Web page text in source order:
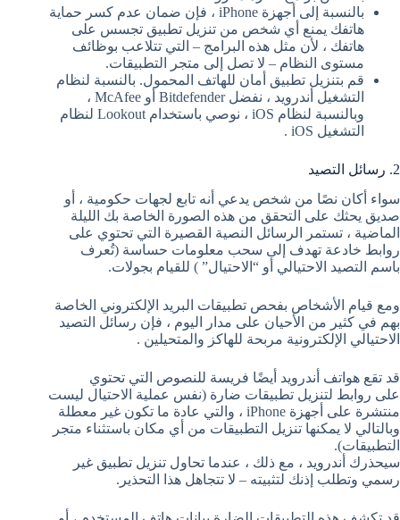
بالنسبة إلى أجهزة iPhone ، فإن ضمان عدم كسر حماية
هاتفك يمنع أي شخص من تنزيل تطبيق تجسس على
هاتفك ، لأن مثل هذه البرامج – التي تتلاعب بوظائف
مستوى النظام – لا تصل إلى متجر التطبيقات.
قم بتنزيل تطبيق أمان للهاتف المحمول. بالنسبة لنظام
التشغيل أندرويد ، نفضل Bitdefender أو McAfee ،
وبالنسبة لنظام iOS ، نوصي باستخدام Lookout لنظام
التشغيل iOS .
2. رسائل التصيد
سواء أكان نصًا من شخص يدعي أنه تابع لجهات حكومية ، أو
صديق يحثك على التحقق من هذه الصورة الخاصة بك الليلة
الماضية ، تستمر الرسائل النصية القصيرة التي تحتوي على
روابط خادعة تهدف إلى سحب معلومات حساسة (تُعرف
باسم التصيد الاحتيالي أو “الاحتيال” ) للقيام بجولات.
ومع قيام الأشخاص بفحص تطبيقات البريد الإلكتروني الخاصة
بهم في كثير من الأحيان على مدار اليوم ، فإن رسائل التصيد
الاحتيالي الإلكترونية مربحة للهاكز والمتحيلين .
قد تقع هواتف أندرويد أيضًا فريسة للنصوص التي تحتوي
على روابط لتنزيل تطبيقات ضارة (نفس عملية الاحتيال ليست
منتشرة على أجهزة iPhone ، والتي عادة ما تكون غير معطلة
وبالتالي لا يمكنها تنزيل التطبيقات من أي مكان باستثناء متجر
التطبيقات).
سيحذرك أندرويد ، مع ذلك ، عندما تحاول تنزيل تطبيق غير
رسمي وتطلب إذنك لتثبيته – لا تتجاهل هذا التحذير.